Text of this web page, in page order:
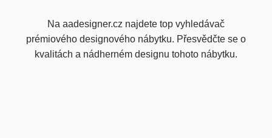
Na aadesigner.cz najdete top vyhledávač
prémiového designového nábytku. Přesvědčte se o
kvalitách a nádherném designu tohoto nábytku.